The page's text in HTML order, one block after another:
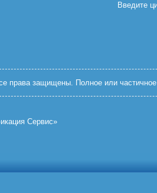
Введите
права защищены. Полное или частичное
Сервис»